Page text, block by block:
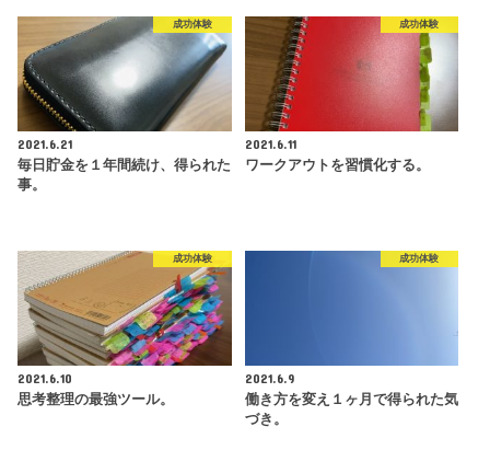
成功体験
2021.6.21
毎日貯金を１年間続け、得られた
事。
成功体験
2021.6.11
ワークアウトを習慣化する。
成功体験
2021.6.10
思考整理の最強ツール。
成功体験
2021.6.9
働き方を変え１ヶ月で得られた気
づき。